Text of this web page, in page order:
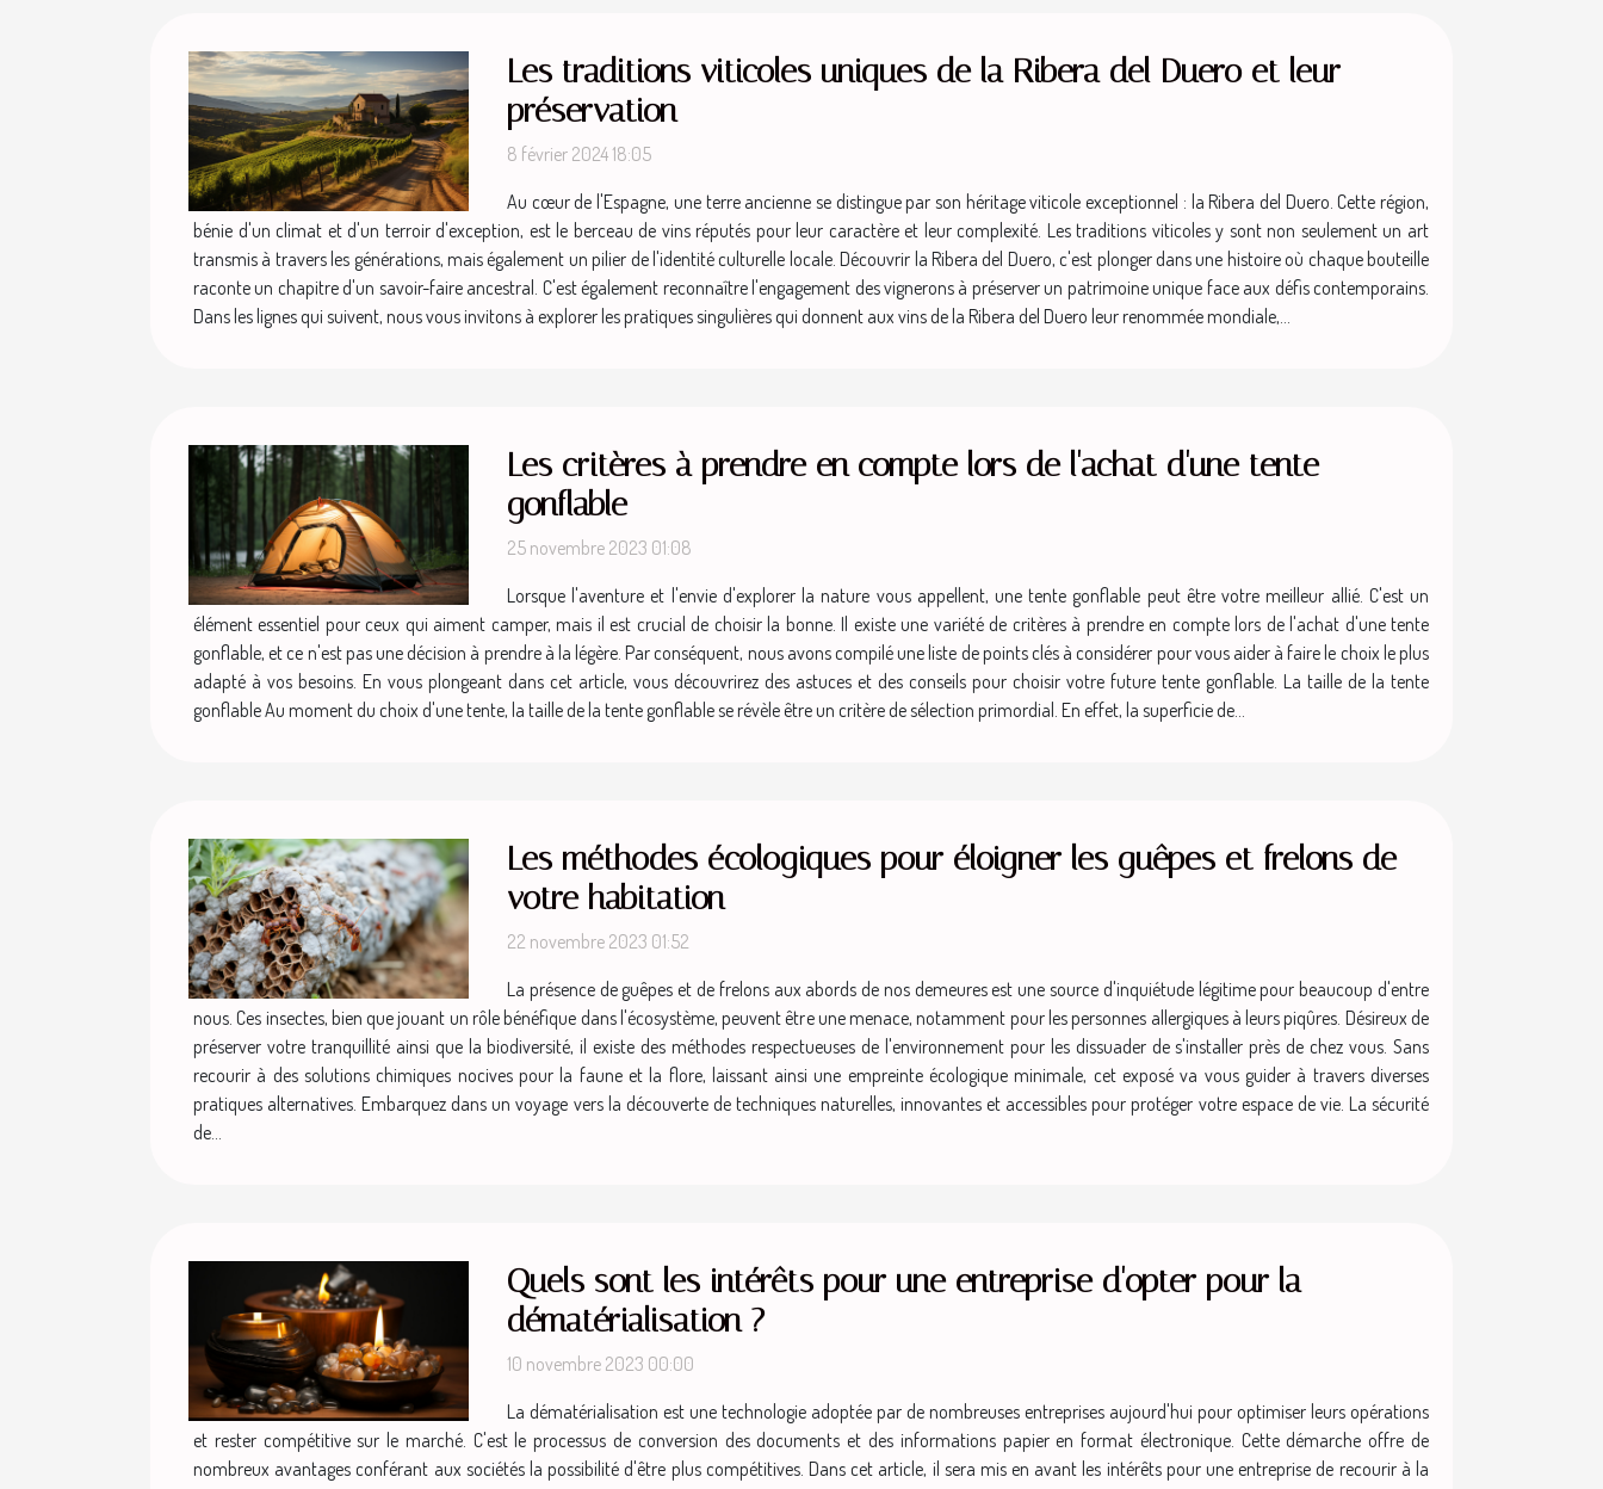
Les traditions viticoles uniques de la Ribera del Duero et leur
préservation
8 février 2024 18:05
Au cœur de l'Espagne, une terre ancienne se distingue par son héritage viticole exceptionnel : la Ribera del Duero. Cette région,
bénie d'un climat et d'un terroir d'exception, est le berceau de vins réputés pour leur caractère et leur complexité. Les traditions viticoles y sont non seulement un art
transmis à travers les générations, mais également un pilier de l'identité culturelle locale. Découvrir la Ribera del Duero, c'est plonger dans une histoire où chaque bouteille
raconte un chapitre d'un savoir-faire ancestral. C'est également reconnaître l'engagement des vignerons à préserver un patrimoine unique face aux défis contemporains.
Dans les lignes qui suivent, nous vous invitons à explorer les pratiques singulières qui donnent aux vins de la Ribera del Duero leur renommée mondiale,...
Les critères à prendre en compte lors de l'achat d'une tente
gonflable
25 novembre 2023 01:08
Lorsque l'aventure et l'envie d'explorer la nature vous appellent, une tente gonflable peut être votre meilleur allié. C'est un
élément essentiel pour ceux qui aiment camper, mais il est crucial de choisir la bonne. Il existe une variété de critères à prendre en compte lors de l'achat d'une tente
gonflable, et ce n'est pas une décision à prendre à la légère. Par conséquent, nous avons compilé une liste de points clés à considérer pour vous aider à faire le choix le plus
adapté à vos besoins. En vous plongeant dans cet article, vous découvrirez des astuces et des conseils pour choisir votre future tente gonflable. La taille de la tente
gonflable Au moment du choix d'une tente, la taille de la tente gonflable se révèle être un critère de sélection primordial. En effet, la superficie de...
Les méthodes écologiques pour éloigner les guêpes et frelons de
votre habitation
22 novembre 2023 01:52
La présence de guêpes et de frelons aux abords de nos demeures est une source d'inquiétude légitime pour beaucoup d'entre
nous. Ces insectes, bien que jouant un rôle bénéfique dans l'écosystème, peuvent être une menace, notamment pour les personnes allergiques à leurs piqûres. Désireux de
préserver votre tranquillité ainsi que la biodiversité, il existe des méthodes respectueuses de l'environnement pour les dissuader de s'installer près de chez vous. Sans
recourir à des solutions chimiques nocives pour la faune et la flore, laissant ainsi une empreinte écologique minimale, cet exposé va vous guider à travers diverses
pratiques alternatives. Embarquez dans un voyage vers la découverte de techniques naturelles, innovantes et accessibles pour protéger votre espace de vie. La sécurité
de...
Quels sont les intérêts pour une entreprise d'opter pour la
dématérialisation ?
10 novembre 2023 00:00
La dématérialisation est une technologie adoptée par de nombreuses entreprises aujourd'hui pour optimiser leurs opérations
et rester compétitive sur le marché. C'est le processus de conversion des documents et des informations papier en format électronique. Cette démarche offre de
nombreux avantages conférant aux sociétés la possibilité d'être plus compétitives. Dans cet article, il sera mis en avant les intérêts pour une entreprise de recourir à la